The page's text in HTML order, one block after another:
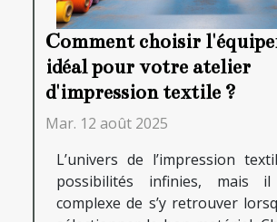
Comment choisir
idéal pour votre atelier
d'impression textile ?
Mar. 12 août 2025
L’univers de l’impression
possibilités infinies, mais
complexe de s’y retrouver